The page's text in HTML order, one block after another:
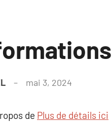
mai 3, 2024
de Plus de détails ici